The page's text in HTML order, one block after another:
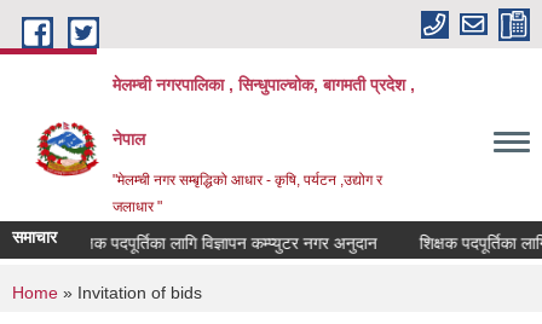
Skip to main content
मेलम्ची नगरपालिका , सिन्धुपाल्चोक, बागमती प्रदेश ,
नेपाल
"मेलम्ची नगर सम्बृद्धिको आधार - कृषि, पर्यटन ,उद्योग र
जलाधार "
समाचारशिक्षक पदपूर्तिका लागि विज्ञापन कम्प्युटर नगर अनुदान शिक्षक पदपूर्तिका लागि
You are here
Home » Invitation of bids